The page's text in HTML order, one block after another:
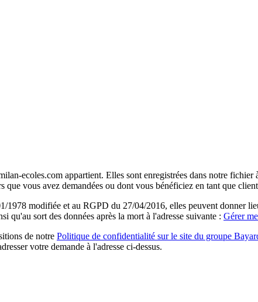
ecoles.com appartient. Elles sont enregistrées dans notre
que vous avez demandées ou dont vous bénéficiez en tant que
modifiée et au RGPD du 27/04/2016, elles peuvent donner
qu'au sort des données après la mort à l'adresse suivante : Gérer
de notre Politique de confidentialité sur le site du groupe
votre demande à l'adresse ci-dessus.